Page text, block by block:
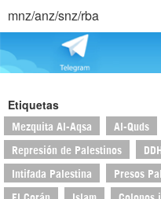
mnz/anz/snz/rba
Etiquetas
Mezquita Al-Aqsa Al-Quds
Represión de Palestinos
Intifada Palestina Presos
El Corán Islam Colonos